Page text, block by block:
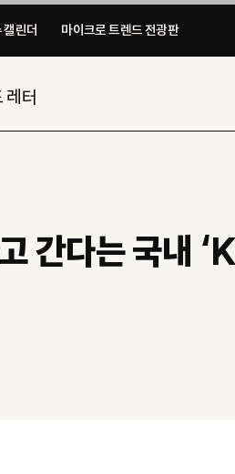
캘린더 마이크로 트렌드 전광판​
레터
간다는 국내